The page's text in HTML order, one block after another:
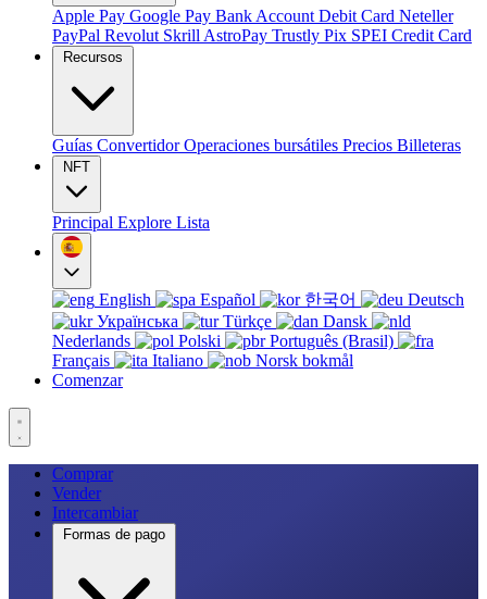
Apple Pay Google Pay Bank Account Debit Card Neteller
PayPal Revolut Skrill AstroPay Trustly Pix SPEI Credit Card
Recursos
Guías ConvertidorOperaciones bursátiles Precios Billeteras
NFT
Principal Explore Lista
English Español 한국어
Deutsch
Українська
Türkçe
Dansk
Nederlands
Polski
Português (Brasil)
Français
Italiano
Norsk bokmål
Comenzar
Comprar
Vender
Intercambiar
Formas de pago